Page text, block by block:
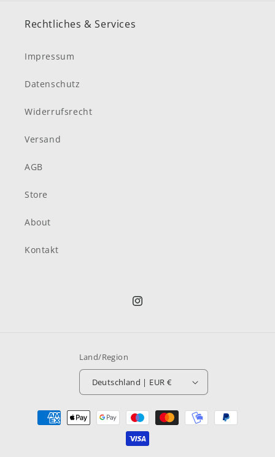
Rechtliches & Services
Impressum
Datenschutz
Widerrufsrecht
Versand
AGB
Store
About
Kontakt
Instagram
Land/Region
Deutschland | EUR €
Zahlungsmethoden